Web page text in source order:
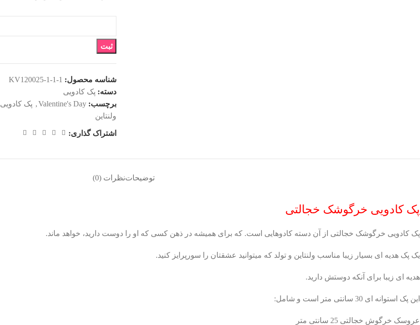
ثبت
شناسه محصول: KV120025-1-1-1
دسته: پک کادویی
برچسب: Valentine's Day
, پک کادویی
ولنتاین
اشتراک گذاری:
توضیحاتنظرات (0)
پک کادویی خرگوشک خجالتی
پک کادویی خرگوشک خجالتی از آن دسته کادوهایی است. که برای همیشه در ذهن کسی که او را دوست دارید، خواهد ماند.
یک پک هدیه ای بسیار زیبا مناسب ولنتاین و تولد که میتوانید عشقتان را سورپرایز کنید.
هدیه ای زیبا برای آنکه دوستش دارید.
این پک استوانه ای 30 سانتی متر است و شامل:
عروسک خرگوش خجالتی 25 سانتی متر